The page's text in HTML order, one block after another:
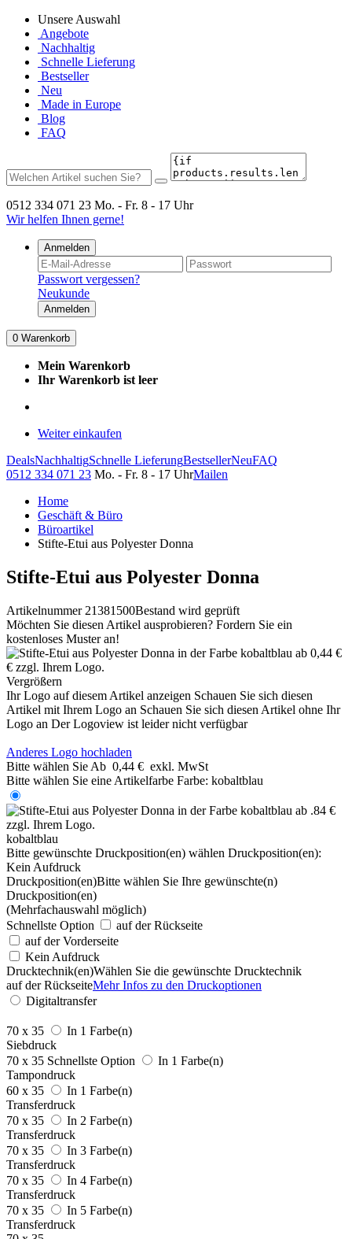
Unsere Auswahl
Angebote
Nachhaltig
Schnelle Lieferung
Bestseller
Neu
Made in Europe
Blog
FAQ
0512 334 071 23 Mo. - Fr. 8 - 17 Uhr
Wir helfen Ihnen gerne!
Anmelden
Passwort vergessen?
Neukunde
Anmelden
0 Warenkorb
Mein Warenkorb
Ihr Warenkorb ist leer
Weiter einkaufen
DealsNachhaltigSchnelle LieferungBestsellerNeuFAQ
0512 334 071 23 Mo. - Fr. 8 - 17 UhrMailen
Home
Geschäft & Büro
Büroartikel
Stifte-Etui aus Polyester Donna
Stifte-Etui aus Polyester Donna
Artikelnummer 21381500Bestand wird geprüft
Möchten Sie diesen Artikel ausprobieren? Fordern Sie ein
kostenloses Muster an!
Vergrößern
Ihr Logo auf diesem Artikel anzeigen Schauen Sie sich diesen
Artikel mit Ihrem Logo an Schauen Sie sich diesen Artikel ohne Ihr
Logo an Der Logoview ist leider nicht verfügbar
Anderes Logo hochladen
Bitte wählen Sie Ab 0,44 € exkl. MwSt
Bitte wählen Sie eine Artikelfarbe Farbe: kobaltblau
kobaltblau
Bitte gewünschte Druckposition(en) wählen Druckposition(en):
Kein Aufdruck
Druckposition(en)Bitte wählen Sie Ihre gewünschte(n)
Druckposition(en)
(Mehrfachauswahl möglich)
Schnellste Option
auf der Rückseite
auf der Vorderseite
Kein Aufdruck
Drucktechnik(en)Wählen Sie die gewünschte Drucktechnik
auf der RückseiteMehr Infos zu den Druckoptionen
Digitaltransfer
70 x 35
In 1 Farbe(n)
Siebdruck
70 x 35 Schnellste Option
In 1 Farbe(n)
Tampondruck
60 x 35
In 1 Farbe(n)
Transferdruck
70 x 35
In 2 Farbe(n)
Transferdruck
70 x 35
In 3 Farbe(n)
Transferdruck
70 x 35
In 4 Farbe(n)
Transferdruck
70 x 35
In 5 Farbe(n)
Transferdruck